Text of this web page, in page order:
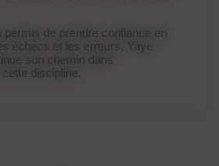
permis de prendre confiance en
échecs et les erreurs, Yaye
son chemin dans
discipline.